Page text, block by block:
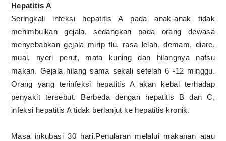
Hepatitis A
Seringkali infeksi hepatitis A pada anak-anak tidak
menimbulkan gejala, sedangkan pada orang dewasa
menyebabkan gejala mirip flu, rasa lelah, demam, diare,
mual, nyeri perut, mata kuning dan hilangnya nafsu
makan. Gejala hilang sama sekali setelah 6 -12 minggu.
Orang yang terinfeksi hepatitis A akan kebal terhadap
penyakit tersebut. Berbeda dengan hepatitis B dan C,
infeksi hepatitis A tidak berlanjut ke hepatitis kronik.
Masa inkubasi 30 hari.Penularan melalui makanan atau